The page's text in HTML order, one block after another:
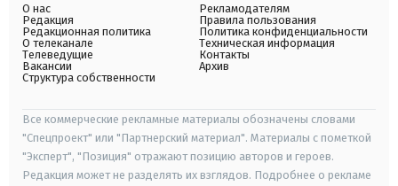
О нас
Редакция
Редакционная политика
О телеканале
Телеведущие
Вакансии
Структура собственности
Рекламодателям
Правила пользования
Политика конфиденциальности
Техническая информация
Контакты
Архив
Все коммерческие рекламные материалы обозначены словами
"Спецпроект" или "Партнерский материал". Материалы с пометкой
"Эксперт", "Позиция" отражают позицию авторов и героев.
Редакция может не разделять их взглядов. Подробнее о рекламе